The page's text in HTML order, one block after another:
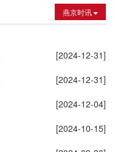
燕京时讯
[2024-12-31]
[2024-12-31]
[2024-12-04]
[2024-10-15]